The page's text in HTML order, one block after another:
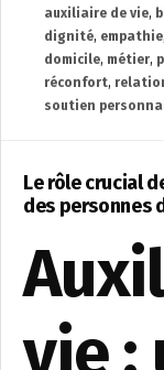
auxiliaire de vie,
dignité, empathie
domicile, métier,
réconfort,
soutien
Le rôle crucial
des personnes
vie :